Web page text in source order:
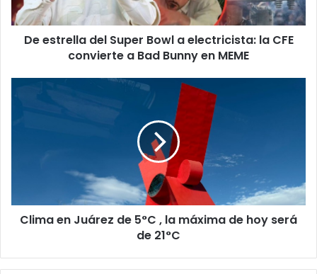
la
CFE
convierte
en
De estrella del Super Bowl a electricista: la CFE
convierte a Bad Bunny en MEME
en
de
hoyClima en Juárez de 5°C , la máxima de hoy será
de 21°C